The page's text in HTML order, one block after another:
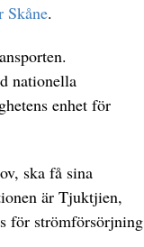
Skåne.
nationella
enhet för
ska få sina
är Tjuktjien,
för strömförsörjning